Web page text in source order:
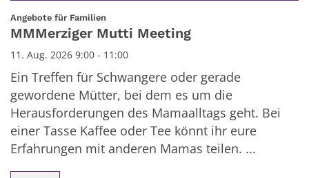
Datum: 11. August 2026
Angebote für Familien
MMMerziger Mutti Meeting
11. Aug. 2026 9:00 - 11:00
Ein Treffen für Schwangere oder gerade
gewordene Mütter, bei dem es um die
Herausforderungen des Mamaalltags geht. Bei
einer Tasse Kaffee oder Tee könnt ihr eure
Erfahrungen mit anderen Mamas teilen. ...